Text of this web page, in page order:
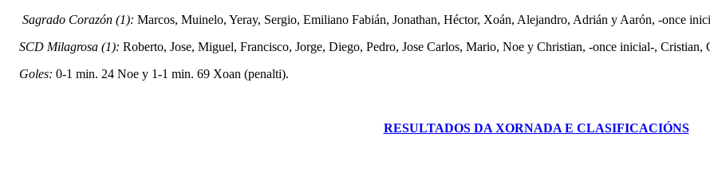
Sagrado Corazón (1): Marcos, Muinelo, Yeray, Sergio, Emiliano Fabián, Jonathan, Héctor, Xoán, Alejandro, Adrián y Aarón, -once
SCD Milagrosa (1): Roberto, Jose, Miguel, Francisco, Jorge, Diego, Pedro, Jose Carlos, Mario, Noe y Christian, -once inicial-,
Goles: 0-1 min. 24 Noe y 1-1 min. 69 Xoan (penalti).
RESULTADOS DA XORNADA E CLASIFICACIÓNS